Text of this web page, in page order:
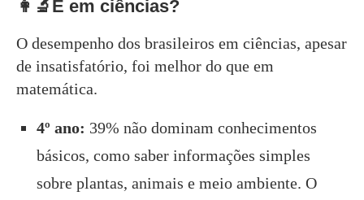
👩‍🔬E em ciências?
O desempenho dos brasileiros em ciências, apesar
de insatisfatório, foi melhor do que em
matemática.
4º ano: 39% não dominam conhecimentos
básicos, como saber informações simples
sobre plantas, animais e meio ambiente. O